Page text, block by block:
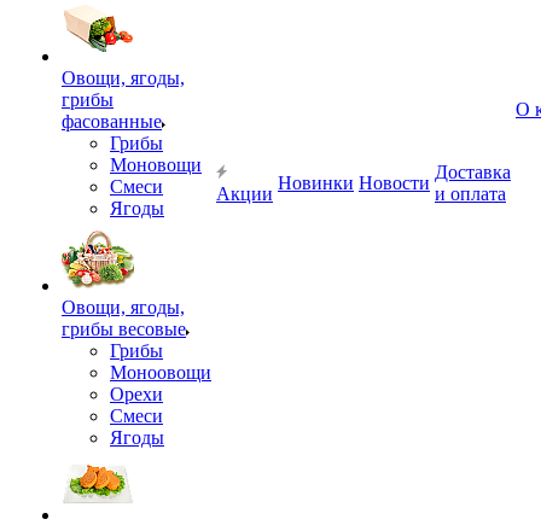
Овощи, ягоды,
грибы
фасованные
Грибы
Моновощи
Смеси
Ягоды
Овощи, ягоды,
грибы весовые
Грибы
Моноовощи
Орехи
Смеси
Ягоды
Акции
Новинки Новости
Доставка
и оплата
О